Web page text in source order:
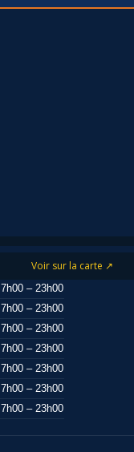
Voir sur la carte ↗
7h00 – 23h00
7h00 – 23h00
7h00 – 23h00
7h00 – 23h00
7h00 – 23h00
7h00 – 23h00
7h00 – 23h00